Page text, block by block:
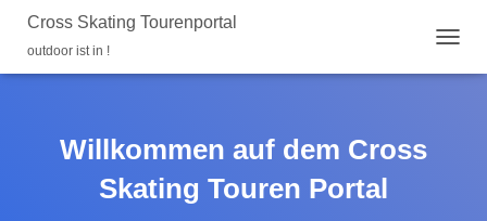
Cross Skating Tourenportal
outdoor ist in !
A
Willkommen auf dem Cross
Skating Touren Portal